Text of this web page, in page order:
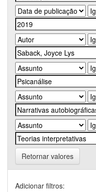
Retornar valores
Adicionar filtros: